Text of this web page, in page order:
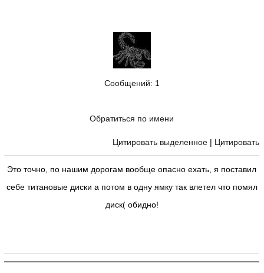
Сообщений: 1
Обратиться по имени
Цитировать выделенное | Цитировать
Это точно, по нашим дорогам вообще опасно ехать, я поставил
себе титановые диски а потом в одну ямку так влетел что помял
диск( обидно!